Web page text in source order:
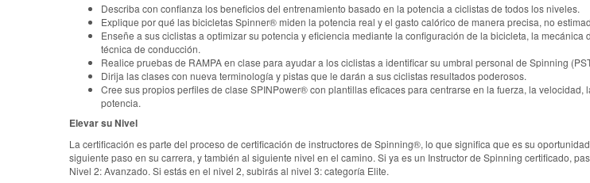
Describa con confianza los beneficios del entrenamiento basado en la potencia a ciclistas de todos los niveles.
Explique por qué las bicicletas Spinner® miden la potencia real y el gasto calórico de manera precisa, no
Enseñe a sus ciclistas a optimizar su potencia y eficiencia mediante la configuración de la bicicleta, la mecánica
técnica de conducción.
Realice pruebas de RAMPA en clase para ayudar a los ciclistas a identificar su umbral personal de Spinning
Dirija las clases con nueva terminología y pistas que le darán a sus ciclistas resultados poderosos.
Cree sus propios perfiles de clase SPINPower® con plantillas eficaces para centrarse en la fuerza, la velocidad,
potencia.
Elevar su Nivel
La certificación es parte del proceso de certificación de instructores de Spinning®, lo que significa que es su
siguiente paso en su carrera, y también al siguiente nivel en el camino. Si ya es un Instructor de Spinning certificado,
Nivel 2: Avanzado. Si estás en el nivel 2, subirás al nivel 3: categoría Elite.